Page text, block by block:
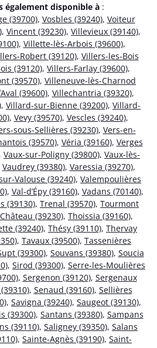
également disponible à :
(39700), Vosbles (39240), Voiteur
, Vincent (39230), Villevieux (39140),
, Villette-lès-Arbois (39600),
Robert (39120), Villers-les-Bois
(39120), Villers-Farlay (39600),
(39570), Villeneuve-lès-Charnod
(39600), Villechantria (39320),
, Villard-sur-Bienne (39200), Villard-
, Vevy (39570), Vescles (39240),
sous-Sellières (39230), Vers-en-
(39570), Véria (39160), Verges
, Vaux-sur-Poligny (39800), Vaux-lès-
Vaudrey (39380), Varessia (39270),
Valouse (39240), Valempoulières
, Val-d’Épy (39160), Vadans (70140),
(39130), Trenal (39570), Tourmont
(39230), Thoissia (39160),
(39240), Thésy (39110), Thervay
, Tavaux (39500), Tassenières
(39300), Souvans (39380), Soucia
, Sirod (39300), Serre-les-Moulières
, Sergenon (39120), Sergenaux
, Senaud (39160), Sellières
, Savigna (39240), Saugeot (39130),
(39300), Santans (39380), Sampans
(39110), Saligney (39350), Salans
, Sainte-Agnès (39190), Saint-